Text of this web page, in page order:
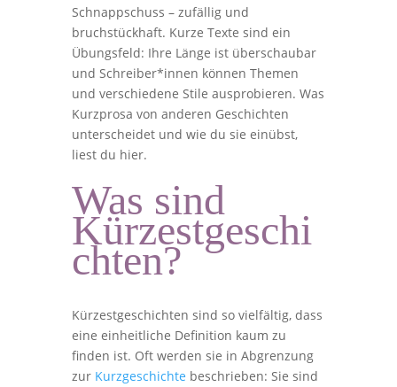
Schnappschuss – zufällig und
bruchstückhaft. Kurze Texte sind ein
Übungsfeld: Ihre Länge ist überschaubar
und Schreiber*innen können Themen
und verschiedene Stile ausprobieren. Was
Kurzprosa von anderen Geschichten
unterscheidet und wie du sie einübst,
liest du hier.
Was sind
Kürzestgeschi
chten?
Kürzestgeschichten sind so vielfältig, dass
eine einheitliche Definition kaum zu
finden ist. Oft werden sie in Abgrenzung
zur Kurzgeschichte beschrieben: Sie sind